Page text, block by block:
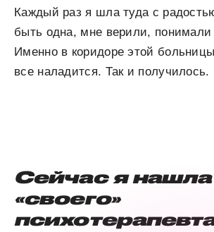
Каждый раз я шла туда с
быть одна, мне верили,
Именно в коридоре этой
все наладится. Так и получилось.
Сейчас я нашла
«своего»